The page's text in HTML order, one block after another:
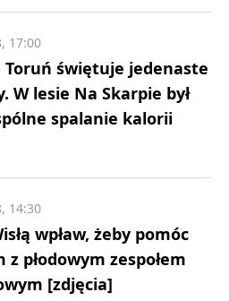
Toruń świętuje jedenaste
W lesie Na Skarpie był
spalanie kalorii
17:00
wpław, żeby pomóc
z płodowym zespołem
[zdjęcia]
14:30